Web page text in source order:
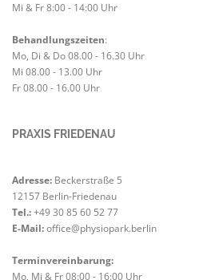
Mi & Fr 8:00 - 14:00 Uhr
Behandlungszeiten:
Mo, Di & Do 08.00 - 16.30 Uhr
Mi 08.00 - 13.00 Uhr
Fr 08.00 - 16.00 Uhr
PRAXIS FRIEDENAU
Adresse: Beckerstraße 5
12157 Berlin-Friedenau
Tel.:+49 30 85 60 52 77
E-Mail:office@physiopark.berlin
Terminvereinbarung:
Mo, Mi & Fr 08:00 - 16:00 Uhr